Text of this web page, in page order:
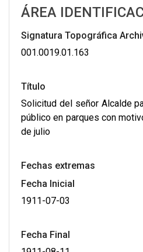
ÁREA
Signatura Topográfica
001.0019.01.163
Título
Solicitud del señor Alcalde
público en parques con
de julio
Fechas extremas
Fecha Inicial
1911-07-03
Fecha Final